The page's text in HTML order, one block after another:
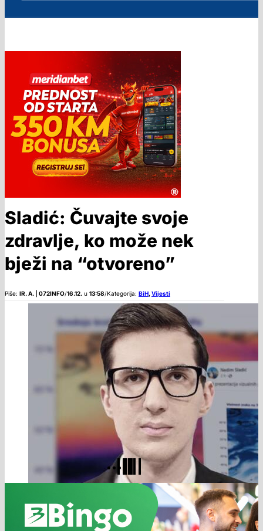
Sladić: Čuvajte svoje
zdravlje, ko može nek
bježi na “otvoreno”
Piše: IR. A. | 072INFO/16.12. u 13:58/Kategorija: BiH,Vijesti